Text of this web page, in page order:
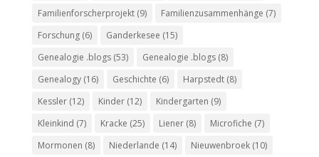
Familienforscherprojekt(9) Familienzusammenhänge (7)
Forschung(6) Ganderkesee (15)
Genealogie .blogs(53) Genealogie .blogs(8)
Genealogy(16) Geschichte (6) Harpstedt(8)
Kessler(12) Kinder(12) Kindergarten (9)
Kleinkind (7) Kracke (25) Liener(8) Microfiche (7)
Mormonen (8) Niederlande (14) Nieuwenbroek(10)